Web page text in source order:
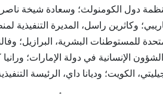
دول الكومنولث؛ وسعادة شيخة ناصر
وكاثرين راسل، المديرة التنفيذية
للمستوطنات البشرية، البرازيل؛
الإنسانية في دولة الإمارات؛
الكويت؛ وديانا داي، الرئيسة